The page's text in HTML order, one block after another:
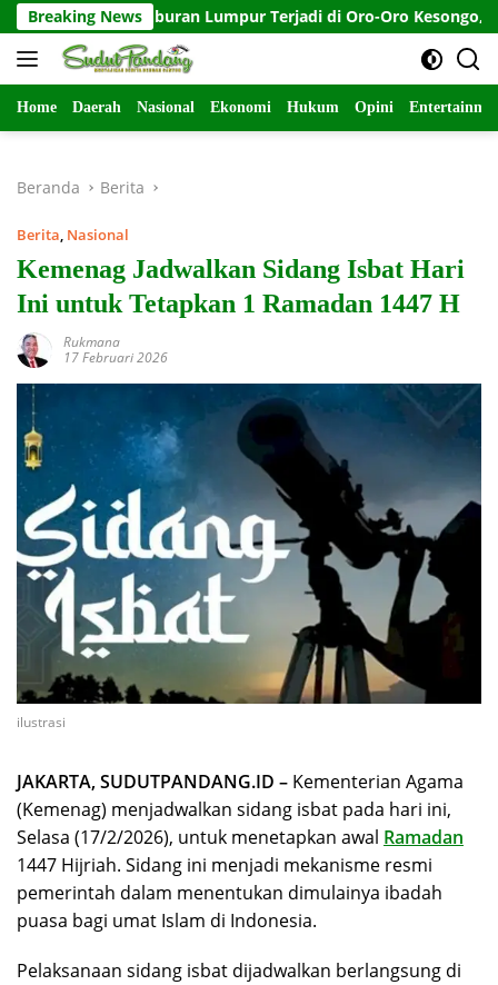
Langsung
ke
konten
Breaking News
Semburan Lumpur Terjadi di Oro-Oro Kesongo, Blora-Jateng
Home Daerah Nasional Ekonomi Hukum Opini
Beranda Berita
Berita, Nasional
Kemenag Jadwalkan Sidang Isbat Hari
Ini untuk Tetapkan 1 Ramadan 1447 H
Rukmana
17 Februari 2026
ilustrasi
JAKARTA, SUDUTPANDANG.ID – Kementerian Agama
(Kemenag) menjadwalkan sidang isbat pada hari ini,
Selasa (17/2/2026), untuk menetapkan awal Ramadan
1447 Hijriah. Sidang ini menjadi mekanisme resmi
pemerintah dalam menentukan dimulainya ibadah
puasa bagi umat Islam di Indonesia.
Pelaksanaan sidang isbat dijadwalkan berlangsung di